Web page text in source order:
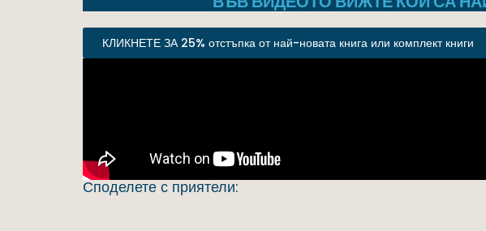
КЛИКНЕТЕ ЗА 25% отстъпка от най-новата книга или комплект книги
Споделете с приятели: